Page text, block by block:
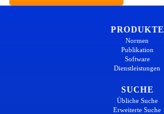
PRODUKTE
Normen
Publikation
Software
Dienstleistungen
SUCHE
Übliche Suche
Erweiterte Suche